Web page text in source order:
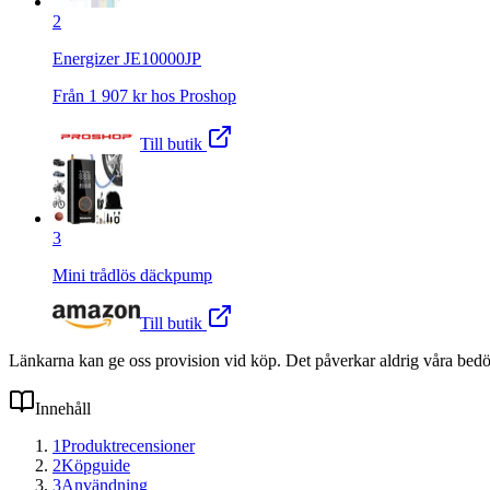
2
Energizer JE10000JP
Från 1 907 kr hos Proshop
Till butik
3
Mini trådlös däckpump
Till butik
Länkarna kan ge oss provision vid köp. Det påverkar aldrig våra
Innehåll
1Produktrecensioner
2Köpguide
3Användning